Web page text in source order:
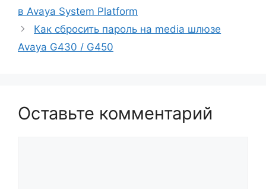
в Avaya System Platform
Как сбросить пароль на media шлюзе
Avaya G430 / G450
Оставьте комментарий